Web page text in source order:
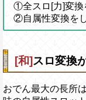
①全スロ[力]変換
②自属性変換を
[和]スロ変換
おでん最大の長所は